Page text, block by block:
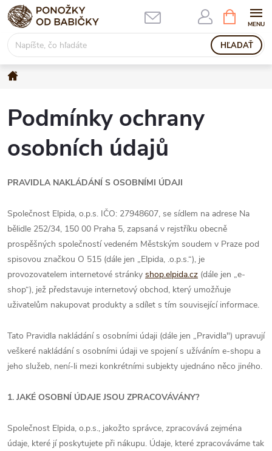
Prejsť
na
obsah
HĽADAŤ
KOŠÍK
Domov
Podmínky ochrany
osobních údajů
PRAVIDLA NAKLÁDÁNÍ S OSOBNÍMI ÚDAJI
Společnost Elpida, o.p.s. IČO: 27948607, se sídlem na adrese Na
bělidle 252/34, 150 00 Praha 5, zapsaná v rejstříku obecně
prospěšných společností vedeném Městským soudem v Praze pod
spisovou značkou O 515 (dále jen „Elpida, .o.p.s.“), je
provozovatelem internetové stránky shop.elpida.cz (dále jen „e-
shop“), jež představuje internetový obchod, který umožňuje
uživatelům nakupovat produkty a sdílet s tím související informace.
Tato Pravidla nakládání s osobními údaji (dále jen „Pravidla") upravují
veškeré nakládání s osobními údaji ve spojení s užíváním e-shopu a
jeho služeb, není-li mezi konkrétními subjekty ujednáno něco jiného.
1. JAKÉ OSOBNÍ ÚDAJE JSOU ZPRACOVÁVÁNY?
Společnost Elpida, o.p.s., jakožto správce, zpracovává zejména
údaje, které jí poskytujete při nákupu. Údaje, které zpracováváme tak